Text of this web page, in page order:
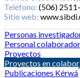
Teléfono: (506)
Sitio web:
Personas
Personal colaborador
Proyectos
Proyectos en
Publicaciones Kérwá